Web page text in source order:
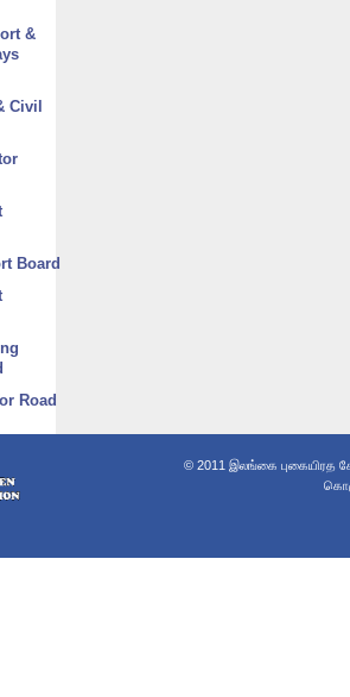
&
Civil
Board
Road
© 2011 இலங்கை புகையிரத